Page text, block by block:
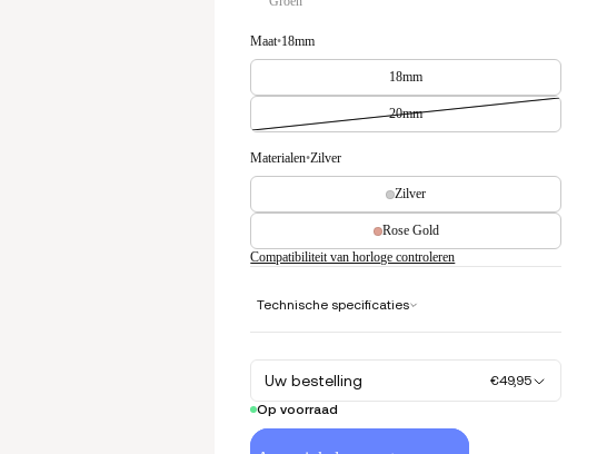
Maat•18mm
18mm
20mm
Materialen•Zilver
Zilver
Rose Gold
Compatibiliteit van horloge controleren
Technische specificaties
Uw bestelling
€49,95
Op voorraad